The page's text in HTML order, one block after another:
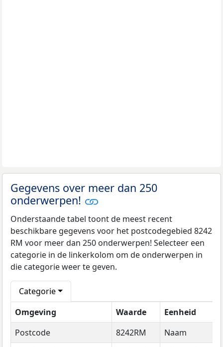
Gegevens over meer dan 250
onderwerpen!
Onderstaande tabel toont de meest recent
beschikbare gegevens voor het postcodegebied 8242
RM voor meer dan 250 onderwerpen! Selecteer een
categorie in de linkerkolom om de onderwerpen in
die categorie weer te geven.
Categorie
Omgeving
Waarde Eenheid
Postcode
8242RM Naam